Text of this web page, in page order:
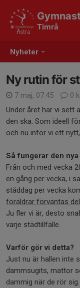
Nyheter
Timrå
Ny rutin för
7 maj, 07:45
0
Under året har vi sett
den ska. Som ideell
och nu inför vi ett
Så fungerar den
Från och med vecka
en gång per vecka, i
städdag per vecka
föräldrar förväntas
Ju fler vi är, desto
varje städtillfälle.
Varför gör vi detta?
Just nu är hallen inte
dammsugits, mattor
dammig när de rör